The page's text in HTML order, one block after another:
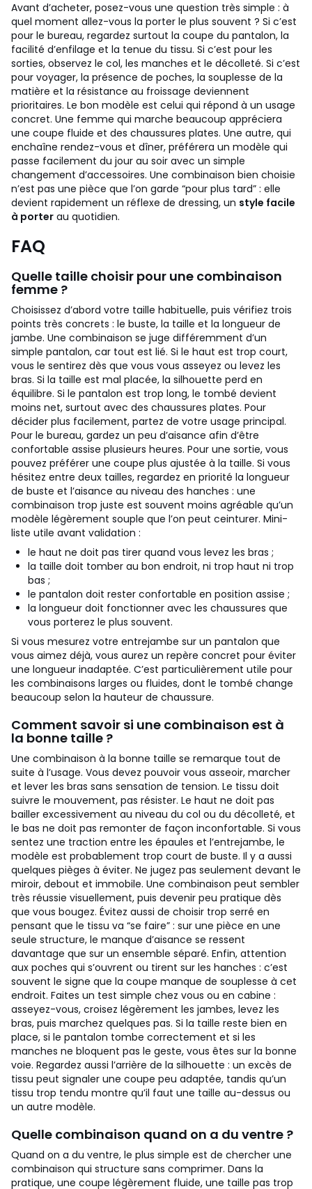
Avant d’acheter, posez-vous une question très simple : à
quel moment allez-vous la porter le plus souvent ? Si c’est
pour le bureau, regardez surtout la coupe du pantalon, la
facilité d’enfilage et la tenue du tissu. Si c’est pour les
sorties, observez le col, les manches et le décolleté. Si c’est
pour voyager, la présence de poches, la souplesse de la
matière et la résistance au froissage deviennent
prioritaires. Le bon modèle est celui qui répond à un usage
concret. Une femme qui marche beaucoup appréciera
une coupe fluide et des chaussures plates. Une autre, qui
enchaîne rendez-vous et dîner, préférera un modèle qui
passe facilement du jour au soir avec un simple
changement d’accessoires. Une combinaison bien choisie
n’est pas une pièce que l’on garde “pour plus tard” : elle
devient rapidement un réflexe de dressing, un style facile
à porter au quotidien.
FAQ
Quelle taille choisir pour une combinaison
femme ?
Choisissez d’abord votre taille habituelle, puis vérifiez trois
points très concrets : le buste, la taille et la longueur de
jambe. Une combinaison se juge différemment d’un
simple pantalon, car tout est lié. Si le haut est trop court,
vous le sentirez dès que vous vous asseyez ou levez les
bras. Si la taille est mal placée, la silhouette perd en
équilibre. Si le pantalon est trop long, le tombé devient
moins net, surtout avec des chaussures plates. Pour
décider plus facilement, partez de votre usage principal.
Pour le bureau, gardez un peu d’aisance afin d’être
confortable assise plusieurs heures. Pour une sortie, vous
pouvez préférer une coupe plus ajustée à la taille. Si vous
hésitez entre deux tailles, regardez en priorité la longueur
de buste et l’aisance au niveau des hanches : une
combinaison trop juste est souvent moins agréable qu’un
modèle légèrement souple que l’on peut ceinturer. Mini-
liste utile avant validation :
le haut ne doit pas tirer quand vous levez les bras ;
la taille doit tomber au bon endroit, ni trop haut ni trop
bas ;
le pantalon doit rester confortable en position assise ;
la longueur doit fonctionner avec les chaussures que
vous porterez le plus souvent.
Si vous mesurez votre entrejambe sur un pantalon que
vous aimez déjà, vous aurez un repère concret pour éviter
une longueur inadaptée. C’est particulièrement utile pour
les combinaisons larges ou fluides, dont le tombé change
beaucoup selon la hauteur de chaussure.
Comment savoir si une combinaison est à
la bonne taille ?
Une combinaison à la bonne taille se remarque tout de
suite à l’usage. Vous devez pouvoir vous asseoir, marcher
et lever les bras sans sensation de tension. Le tissu doit
suivre le mouvement, pas résister. Le haut ne doit pas
bailler excessivement au niveau du col ou du décolleté, et
le bas ne doit pas remonter de façon inconfortable. Si vous
sentez une traction entre les épaules et l’entrejambe, le
modèle est probablement trop court de buste. Il y a aussi
quelques pièges à éviter. Ne jugez pas seulement devant le
miroir, debout et immobile. Une combinaison peut sembler
très réussie visuellement, puis devenir peu pratique dès
que vous bougez. Évitez aussi de choisir trop serré en
pensant que le tissu va “se faire” : sur une pièce en une
seule structure, le manque d’aisance se ressent
davantage que sur un ensemble séparé. Enfin, attention
aux poches qui s’ouvrent ou tirent sur les hanches : c’est
souvent le signe que la coupe manque de souplesse à cet
endroit. Faites un test simple chez vous ou en cabine :
asseyez-vous, croisez légèrement les jambes, levez les
bras, puis marchez quelques pas. Si la taille reste bien en
place, si le pantalon tombe correctement et si les
manches ne bloquent pas le geste, vous êtes sur la bonne
voie. Regardez aussi l’arrière de la silhouette : un excès de
tissu peut signaler une coupe peu adaptée, tandis qu’un
tissu trop tendu montre qu’il faut une taille au-dessus ou
un autre modèle.
Quelle combinaison quand on a du ventre ?
Quand on a du ventre, le plus simple est de chercher une
combinaison qui structure sans comprimer. Dans la
pratique, une coupe légèrement fluide, une taille pas trop